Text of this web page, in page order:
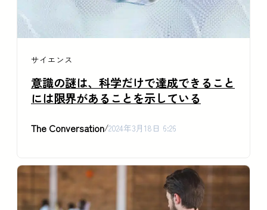
サイエンス
意識の謎は、科学だけで達成できること
には限界があることを示している
The Conversation/2024年3月18日 6:26